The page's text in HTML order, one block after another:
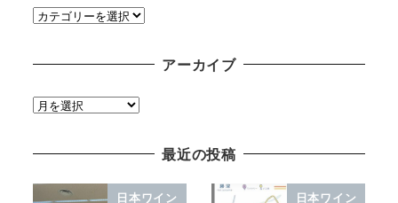
カ
ー
アーカイブ
ア
最近の投稿
日本ワイン 日本ワイン